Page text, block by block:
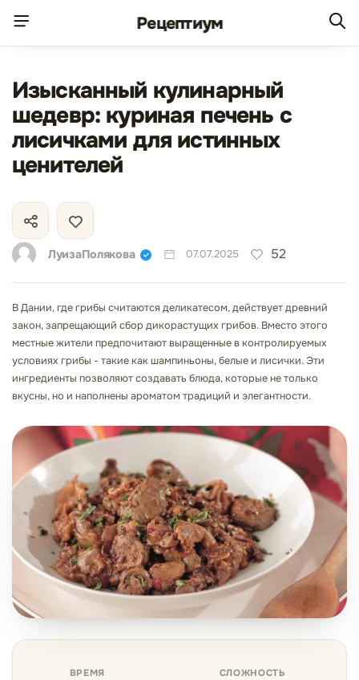
Рецептиум
Изысканный кулинарный
шедевр: куриная печень с
лисичками для истинных
ценителей
ЛуизаПолякова 07.07.2025 52
В Дании, где грибы считаются деликатесом, действует древний
закон, запрещающий сбор дикорастущих грибов. Вместо этого
местные жители предпочитают выращенные в контролируемых
условиях грибы - такие как шампиньоны, белые и лисички. Эти
ингредиенты позволяют создавать блюда, которые не только
вкусны, но и наполнены ароматом традиций и элегантности.
ВРЕМЯ СЛОЖНОСТЬ